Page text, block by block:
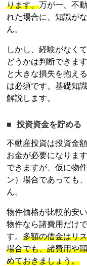
ります。万が一、不
れた場合に、知識が
ん。
しかし、経験がなく
どうかは判断できま
と大きな損失を抱え
は必須です。基礎知
解説します。
投資資金を貯める
不動産投資は投資金
お金が必要になりま
できますが、仮に物
ン）場合であっても
ん。
物件価格が比較的安
物件なら諸費用だけ
す。多額の借金はリ
場合でも、諸費用や
めておきましょう。